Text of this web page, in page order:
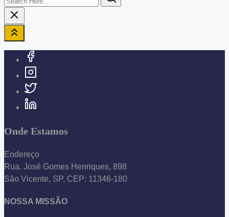
Here...
Onde Estamos
Endereço
Rua. José Gomes Henriques, 898
São Vicente, SP, CEP: 11346-180
NOSSA MISSÃO